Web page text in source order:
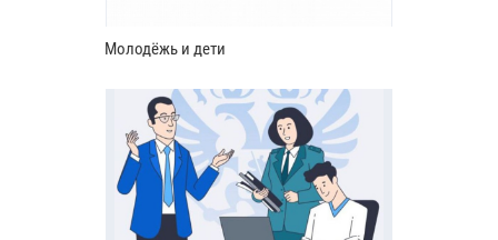
Молодёжь и дети